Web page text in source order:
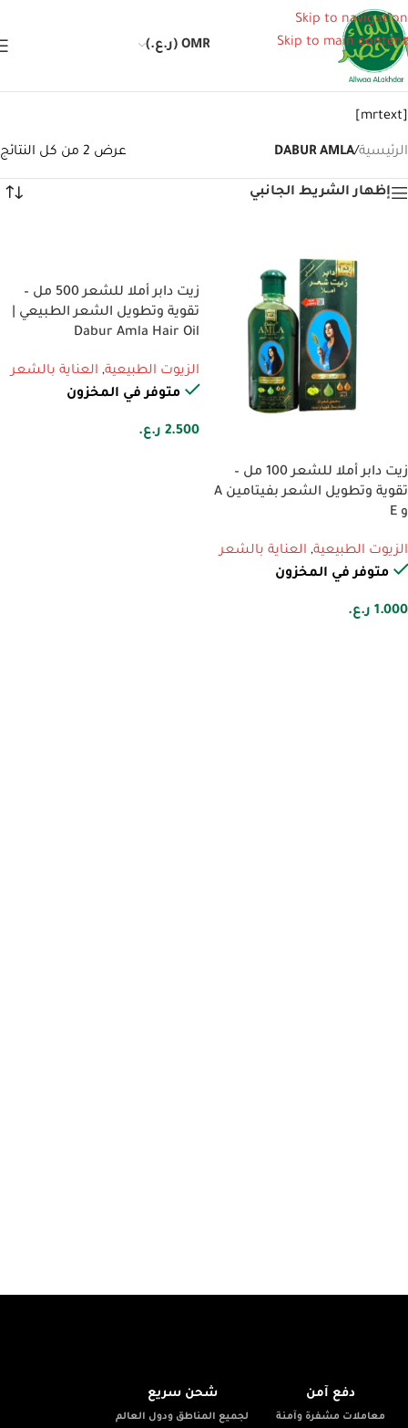
Skip to navigation
Skip to main content
OMR (ر.ع.)
[mrtext]
الرئيسية/
DABUR AMLA عرض ⁦2⁩ من كل النتائج
إظهار الشريط الجانبي
زيت دابر أملا للشعر 100 مل –
تقوية وتطويل الشعر بفيتامين A
و E
الزيوت الطبيعية, العناية بالشعر
متوفر في المخزون
1.000 ر.ع.
زيت دابر أملا للشعر 500 مل –
تقوية وتطويل الشعر الطبيعي |
Dabur Amla Hair Oil
الزيوت الطبيعية, العناية بالشعر
متوفر في المخزون
2.500 ر.ع.
دفع آمن
معاملات مشفرة وآمنة
شحن سريع
لجميع المناطق ودول العالم